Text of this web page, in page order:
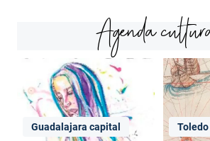
Agenda
Guadalajara capital